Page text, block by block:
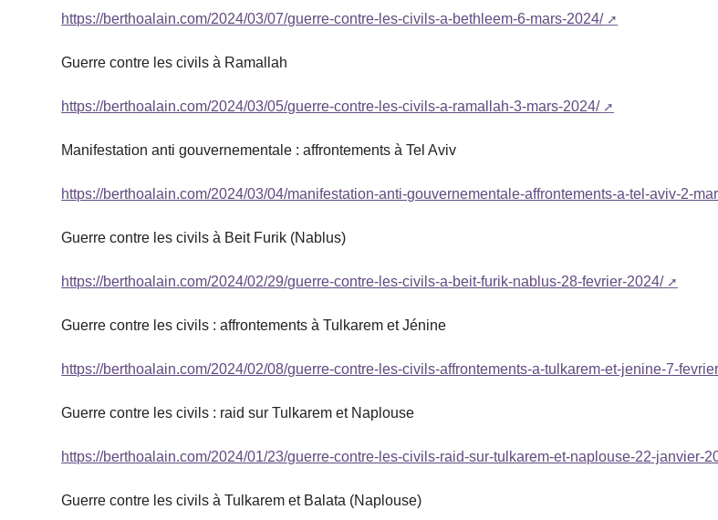
https://berthoalain.com/2024/03/07/guerre-contre-les-civils-a-bethleem-6-mars-2024/
Guerre contre les civils à Ramallah
https://berthoalain.com/2024/03/05/guerre-contre-les-civils-a-ramallah-3-mars-2024/
Manifestation anti gouvernementale : affrontements à Tel Aviv
https://berthoalain.com/2024/03/04/manifestation-anti-gouvernementale-affrontements-a-tel-aviv-2-
Guerre contre les civils à Beit Furik (Nablus)
https://berthoalain.com/2024/02/29/guerre-contre-les-civils-a-beit-furik-nablus-28-fevrier-2024/
Guerre contre les civils : affrontements à Tulkarem et Jénine
https://berthoalain.com/2024/02/08/guerre-contre-les-civils-affrontements-a-tulkarem-et-jenine-7-
Guerre contre les civils : raid sur Tulkarem et Naplouse
https://berthoalain.com/2024/01/23/guerre-contre-les-civils-raid-sur-tulkarem-et-naplouse-22-janvier-
Guerre contre les civils à Tulkarem et Balata (Naplouse)